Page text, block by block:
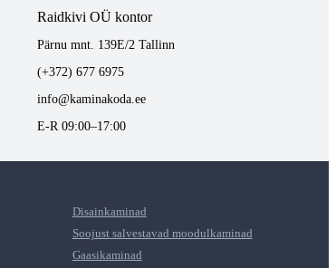
Raidkivi OÜ kontor
Pärnu mnt. 139E/2 Tallinn
(+372) 677 6975
info@kaminakoda.ee
E-R 09:00–17:00
Disainkaminad
Soojust salvestavad moodulkaminad
Gaasikaminad